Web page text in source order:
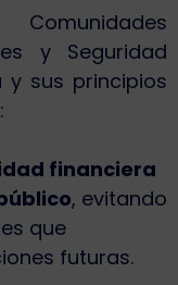
y Seguridad
y sus principios
financiera
, evitando
que
futuras.